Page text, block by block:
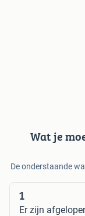
Wat je
De onderstaande
1
Er zijn